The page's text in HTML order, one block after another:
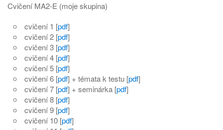
Cvičení MA2-E (moje skupina)
cvičení 1 [pdf]
cvičení 2 [pdf]
cvičení 3 [pdf]
cvičení 4 [pdf]
cvičení 5 [pdf]
cvičení 6 [pdf] + témata k testu [pdf]
cvičení 7 [pdf] + seminárka [pdf]
cvičení 8 [pdf]
cvičení 9 [pdf]
cvičení 10 [pdf]